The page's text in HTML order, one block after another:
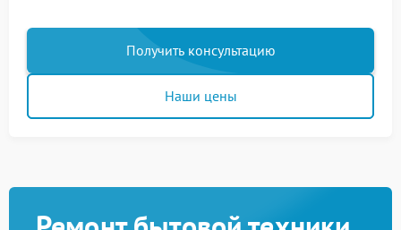
Получить консультацию
Наши цены